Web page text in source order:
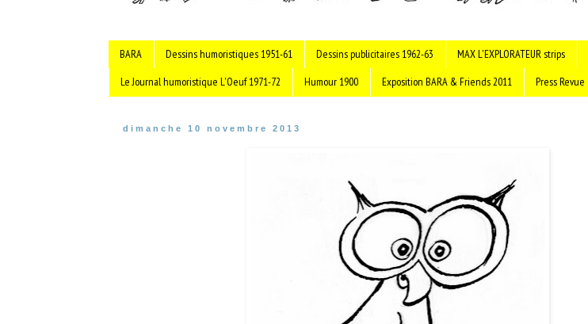
BARA Dessins humoristiques 1951-61 Dessins publicitaires 1962-63 MAX L'EXPLORATEUR strips
Le Journal humoristique L'Oeuf 1971-72
Humour 1900 Exposition BARA & Friends 2011 Press Revue
dimanche 10 novembre 2013